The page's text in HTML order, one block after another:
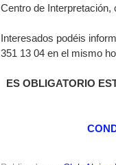
Centro de Interpretación,
Interesados podéis
351 13 04 en el mismo
ES OBLIGATORIO